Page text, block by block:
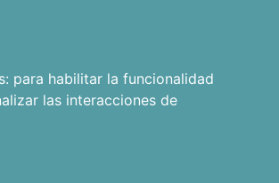
para habilitar la funcionalidad
las interacciones de